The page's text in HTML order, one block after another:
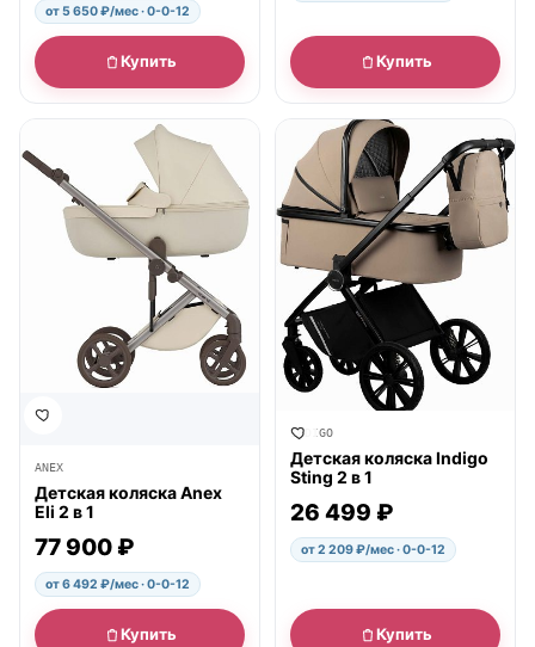
от 5 650 ₽/мес · 0-0-12
Купить Купить
ANEX
Детская коляска Anex
Eli 2 в 1
77 900 ₽
от 6 492 ₽/мес · 0-0-12
Купить
● в наличии
INDIGO
Детская коляска Indigo
Sting 2 в 1
26 499 ₽
от 2 209 ₽/мес · 0-0-12
Купить